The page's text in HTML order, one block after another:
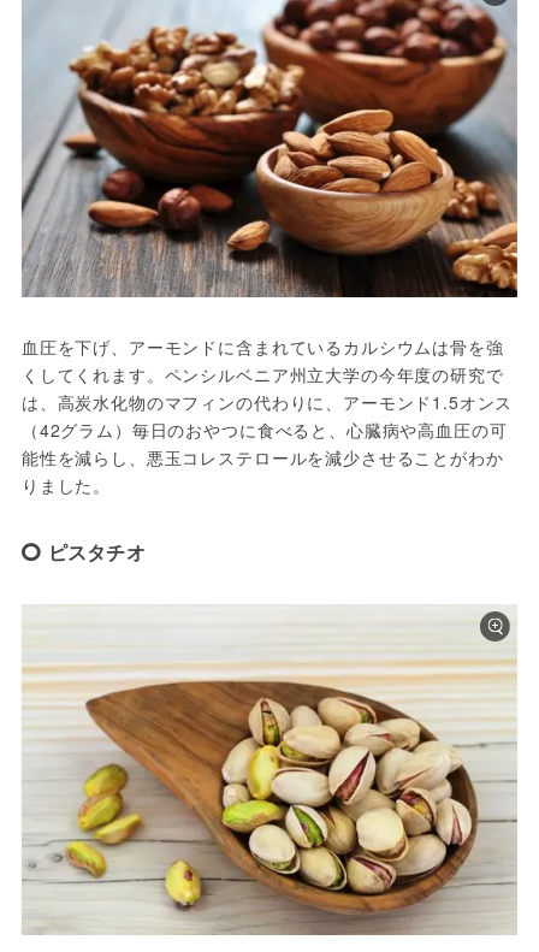
血圧を下げ、アーモンドに含まれているカルシウムは骨を強
くしてくれます。ペンシルベニア州立大学の今年度の研究で
は、高炭水化物のマフィンの代わりに、アーモンド1.5オンス
（42グラム）毎日のおやつに食べると、心臓病や高血圧の可
能性を減らし、悪玉コレステロールを減少させることがわか
りました。
ピスタチオ